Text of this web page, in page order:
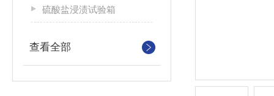
硫酸盐浸渍试验箱
查看全部